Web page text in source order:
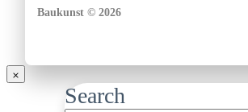
Baukunst © 2026
Search